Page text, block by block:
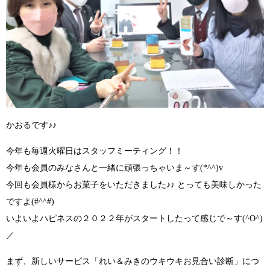
かおるです♪♪
今年も毎週火曜日はスタッフミーティング！！
今年も会員のみなさんと一緒に頑張っちゃいま～す(*^^)v
今回も会員様からお菓子をいただきました♪♪ とっても美味しかった
ですよ (#^^#)
いよいよハピネスの２０２２年がスタートしたって感じで～す(^O^)
／
まず、新しいサービス 「れい＆みきのウキウキお見合い診断」 につ